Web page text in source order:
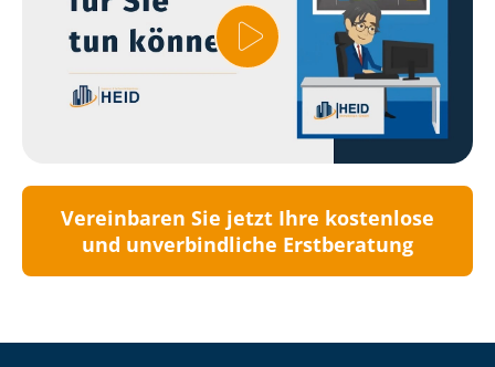
Vereinbaren Sie jetzt Ihre kostenlose
und unverbindliche Erstberatung